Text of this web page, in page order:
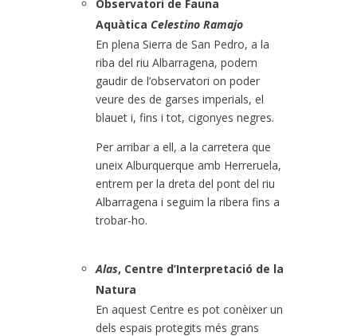
Observatori de Fauna
Aquàtica Celestino Ramajo
En plena Sierra de San Pedro, a la
riba del riu Albarragena, podem
gaudir de l’observatori on poder
veure des de garses imperials, el
blauet i, fins i tot, cigonyes negres.
Per arribar a ell, a la carretera que
uneix Alburquerque amb Herreruela,
entrem per la dreta del pont del riu
Albarragena i seguim la ribera fins a
trobar-ho.
Alas, Centre d’Interpretació de la
Natura
En aquest Centre es pot conèixer un
dels espais protegits més grans